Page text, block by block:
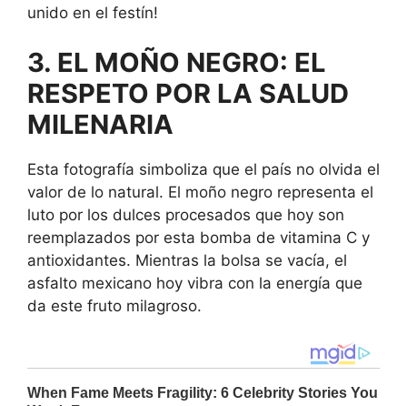
unido en el festín!
3. EL MOÑO NEGRO: EL
RESPETO POR LA SALUD
MILENARIA
Esta fotografía simboliza que el país no olvida el
valor de lo natural. El moño negro representa el
luto por los dulces procesados que hoy son
reemplazados por esta bomba de vitamina C y
antioxidantes. Mientras la bolsa se vacía, el
asfalto mexicano hoy vibra con la energía que
da este fruto milagroso.